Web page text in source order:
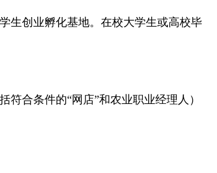
生创业孵化基地。在校大学生或高校毕
合条件的“网店”和农业职业经理人）